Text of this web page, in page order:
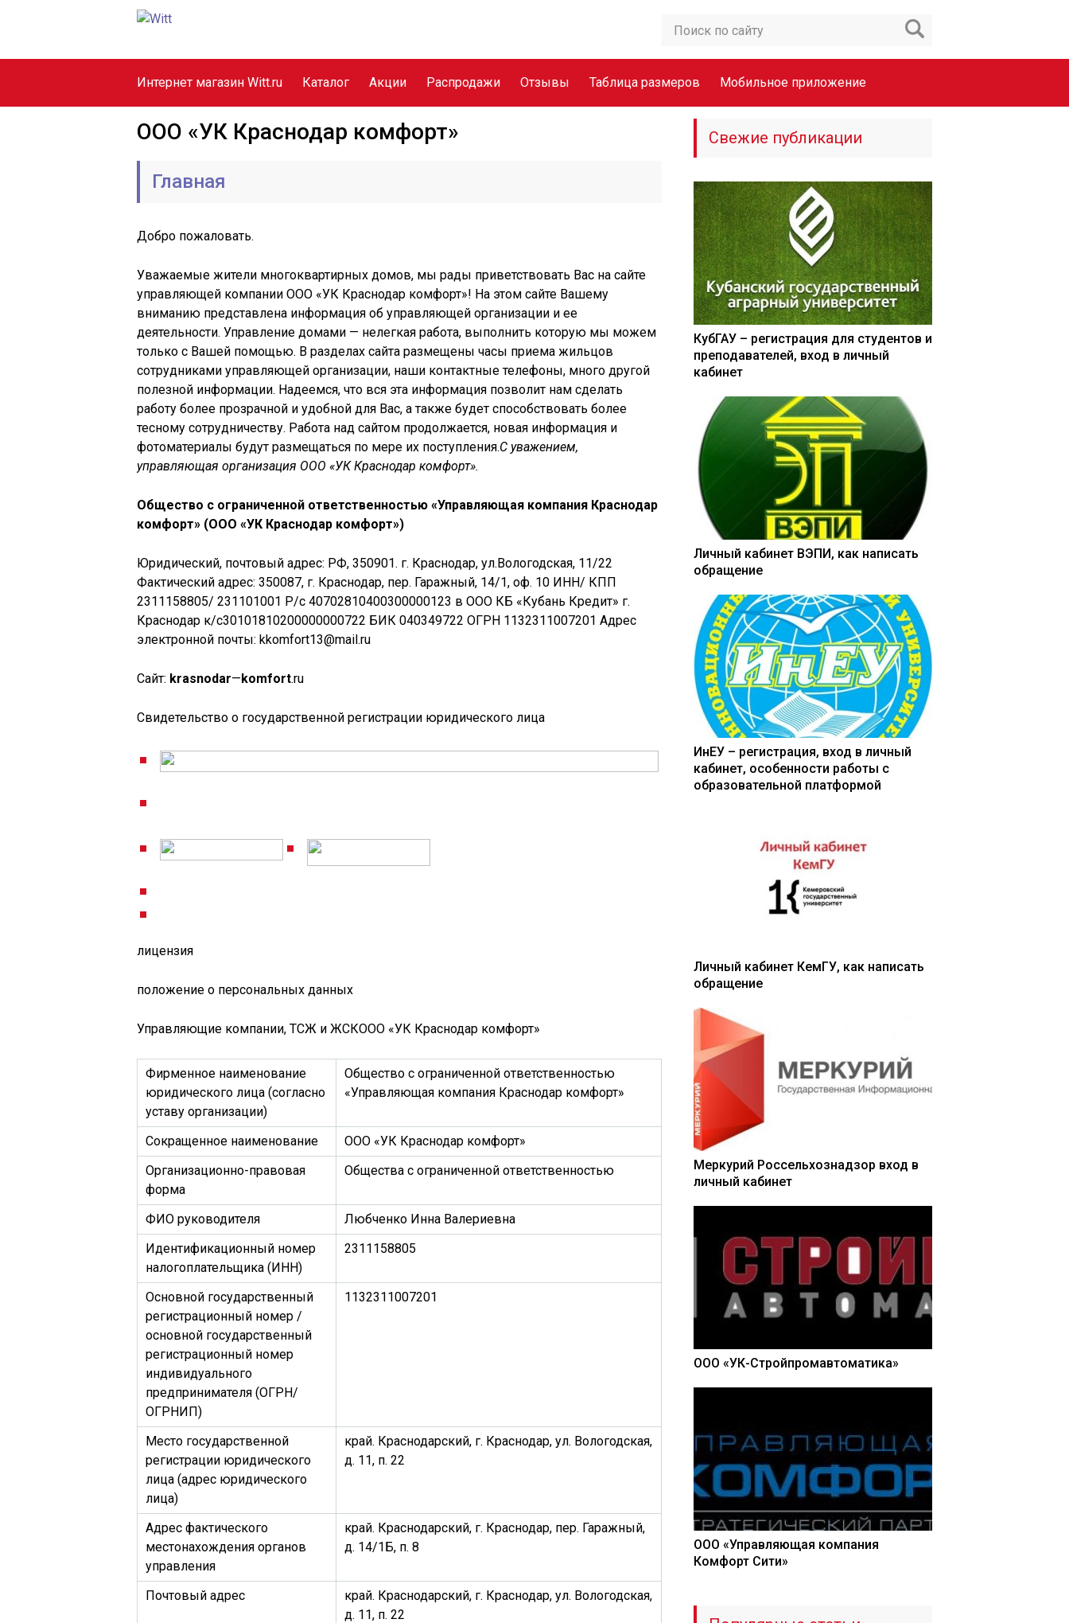
Интернет магазин Witt.ru Каталог Акции Распродажи Отзывы Таблица размеров Мобильное приложение
ООО «УК Краснодар комфорт»
Главная
Добро пожаловать.
Уважаемые жители многоквартирных домов, мы рады приветствовать Вас на сайте
управляющей компании ООО «УК Краснодар комфорт»! На этом сайте Вашему
вниманию представлена информация об управляющей организации и ее
деятельности. Управление домами — нелегкая работа, выполнить которую мы можем
только с Вашей помощью. В разделах сайта размещены часы приема жильцов
сотрудниками управляющей организации, наши контактные телефоны, много другой
полезной информации. Надеемся, что вся эта информация позволит нам сделать
работу более прозрачной и удобной для Вас, а также будет способствовать более
тесному сотрудничеству. Работа над сайтом продолжается, новая информация и
фотоматериалы будут размещаться по мере их поступления.С уважением,
управляющая организация ООО «УК Краснодар комфорт».
Общество с ограниченной ответственностью «Управляющая компания Краснодар
комфорт» (ООО «УК Краснодар комфорт»)
Юридический, почтовый адрес: РФ, 350901. г. Краснодар, ул.Вологодская, 11/22
Фактический адрес: 350087, г. Краснодар, пер. Гаражный, 14/1, оф. 10 ИНН/ КПП
2311158805/ 231101001 Р/с 40702810400300000123 в ООО КБ «Кубань Кредит» г.
Краснодар к/с30101810200000000722 БИК 040349722 ОГРН 1132311007201 Адрес
электронной почты: kkomfort13@mail.ru
Сайт: krasnodar—komfort.ru
Свидетельство о государственной регистрации юридического лица
лицензия
положение о персональных данных
Управляющие компании, ТСЖ и ЖСКООО «УК Краснодар комфорт»
Фирменное наименование
юридического лица (согласно
уставу организации)
Общество с ограниченной ответственностью
«Управляющая компания Краснодар комфорт»
Сокращенное наименование
ООО «УК Краснодар комфорт»
Организационно-правовая
форма
Общества с ограниченной ответственностью
ФИО руководителя
Любченко Инна Валериевна
Идентификационный номер
налогоплательщика (ИНН)
2311158805
Основной государственный
регистрационный номер /
основной государственный
регистрационный номер
индивидуального
предпринимателя (ОГРН/
ОГРНИП)
1132311007201
Место государственной
регистрации юридического
лица (адрес юридического
лица)
край. Краснодарский, г. Краснодар, ул. Вологодская,
д. 11, п. 22
Адрес фактического
местонахождения органов
управления
край. Краснодарский, г. Краснодар, пер. Гаражный,
д. 14/1Б, п. 8
Почтовый адрес
край. Краснодарский, г. Краснодар, ул. Вологодская,
д. 11, п. 22
Свежие публикации
КубГАУ – регистрация для студентов и
преподавателей, вход в личный
кабинет
Личный кабинет ВЭПИ, как написать
обращение
ИнЕУ – регистрация, вход в личный
кабинет, особенности работы с
образовательной платформой
Личный кабинет КемГУ, как написать
обращение
Меркурий Россельхознадзор вход в
личный кабинет
ООО «УК-Стройпромавтоматика»
ООО «Управляющая компания
Комфорт Сити»